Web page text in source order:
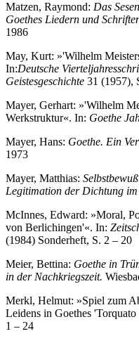
Matzen, Raymond: Das
Goethes Liedern und
1986
May, Kurt: »'Wilhelm
In:Deutsche
Geistesgeschichte 31 (1957),
Mayer, Gerhart: »'Wilhelm
Werkstruktur«. In: Goethe
Mayer, Hans: Goethe. Ein
1973
Mayer, Matthias:
Legitimation der Dichtung
McInnes, Edward: »Moral,
von Berlichingen'«. In:
(1984) Sonderheft, S. 2 – 20
Meier, Bettina: Goethe in
in der Nachkriegszeit.
Merkl, Helmut: »Spiel zum
Leidens in Goethes 'Torquato
1 – 24